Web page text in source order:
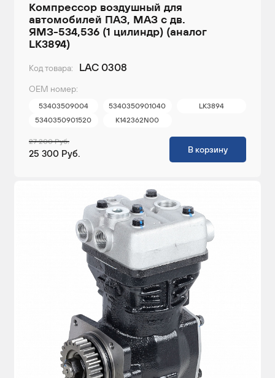
Компрессор воздушный для
автомобилей ПАЗ, МАЗ c дв.
ЯМЗ-534,536 (1 цилиндр) (аналог
LK3894)
Код товара: LAC 0308
ОЕМ номер:
53403509004 5340350901040
LK3894
5340350901520
K142362N00
27 200 Руб.
25 300 Руб. В корзину